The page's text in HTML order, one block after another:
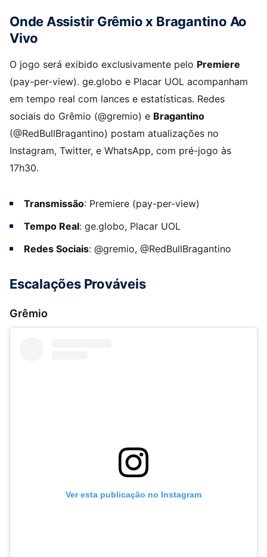
Onde Assistir Grêmio x Bragantino Ao
Vivo
O jogo será exibido exclusivamente pelo Premiere
(pay-per-view). ge.globo e Placar UOL acompanham
em tempo real com lances e estatísticas. Redes
sociais do Grêmio (@gremio) e Bragantino
(@RedBullBragantino) postam atualizações no
Instagram, Twitter, e WhatsApp, com pré-jogo às
17h30.
Transmissão: Premiere (pay-per-view)
Tempo Real: ge.globo, Placar UOL
Redes Sociais: @gremio, @RedBullBragantino
Escalações Prováveis
Grêmio
Ver esta publicação no Instagram